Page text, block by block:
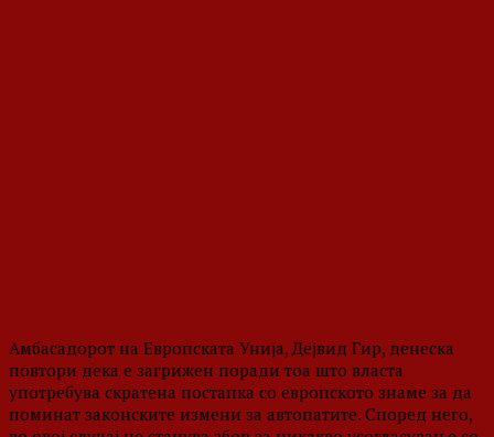
Амбасадорот на Европската Унија, Дејвид Гир, денеска
повтори дека е загрижен поради тоа што власта
употребува скратена постапка со европското знаме за да
поминат законските измени за автопатите. Според него,